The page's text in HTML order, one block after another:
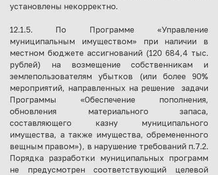
установлены некорректно.
12.1.5. По Программе «Управление
муниципальным имуществом» при наличии в
местном бюджете ассигнований (120 684,4 тыс.
рублей) на возмещение собственникам и
землепользователям убытков (или более 90%
мероприятий, направленных на решение задачи
Программы «Обеспечение пополнения,
обновления материального запаса,
составляющего казну муниципального
имущества, а также имущества, обремененного
вещным правом»), в нарушение требований п.7.2.
Порядка разработки муниципальных программ
не предусмотрен соответствующий целевой